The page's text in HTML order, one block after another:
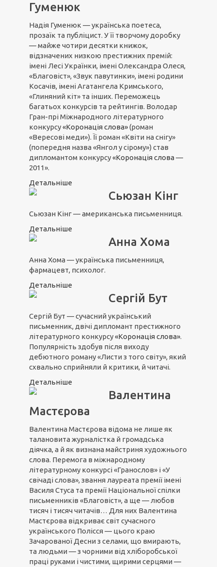
Гуменюк
Надія Гуменюк — українська поетеса,
прозаїк та публіцист. У її творчому доробку
— майже чотири десятки книжок,
відзначених низкою престижних премій:
імені Лесі Українки, імені Олександра Олеся,
«Благовіст», «Звук павутинки», імені родини
Косачів, імені Агатангела Кримського,
«Глиняний кіт» та інших. Переможець
багатьох конкурсів та рейтингів. Володар
Гран-прі Міжнародного літературного
конкурсу«Коронація слова»(роман
«Вересові меди»). Її роман «Квіти на снігу»
(попередня назва «Янгол у сірому») став
дипломантом конкурсу«Коронація слова—
2011».
Детальніше
Сьюзан Кінг
Сьюзан Кінг — американська письменниця.
Детальніше
Анна Хома
Анна Хома — українська письменниця,
фармацевт, психолог.
Детальніше
Сергій Бут
Сергій Бут — сучасний український
письменник, двічі дипломант престижного
літературного конкурсу«Коронація слова».
Популярність здобув після виходу
дебютного роману «Листи з того світу», який
схвально сприйняли й критики, й читачі.
Детальніше
Валентина
Мастєрова
Валентина Мастєрова відома не лише як
талановита журналістка й громадська
діячка, а й як визнана майстриня художнього
слова. Перемога в міжнародному
літературному конкурсі «Гранослов» і «У
свічаді слова», звання лауреата премії імені
Василя Стуса та премії Національної спілки
письменників «Благовіст», а ще — любов
тисяч і тисяч читачів… Для них Валентина
Мастєрова відкриває світ сучасного
українського Полісся — цього краю
Зачарованої Десни з селами, що вмирають,
та людьми — з чорними від хліборобської
праці руками і чистими, щирими серцями —